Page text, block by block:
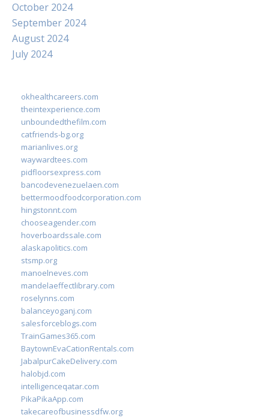
October 2024
September 2024
August 2024
July 2024
okhealthcareers.com
theintexperience.com
unboundedthefilm.com
catfriends-bg.org
marianlives.org
waywardtees.com
pidfloorsexpress.com
bancodevenezuelaen.com
bettermoodfoodcorporation.com
hingstonnt.com
chooseagender.com
hoverboardssale.com
alaskapolitics.com
stsmp.org
manoelneves.com
mandelaeffectlibrary.com
roselynns.com
balanceyoganj.com
salesforceblogs.com
TrainGames365.com
BaytownEvaCationRentals.com
JabalpurCakeDelivery.com
halobjd.com
intelligenceqatar.com
PikaPikaApp.com
takecareofbusinessdfw.org